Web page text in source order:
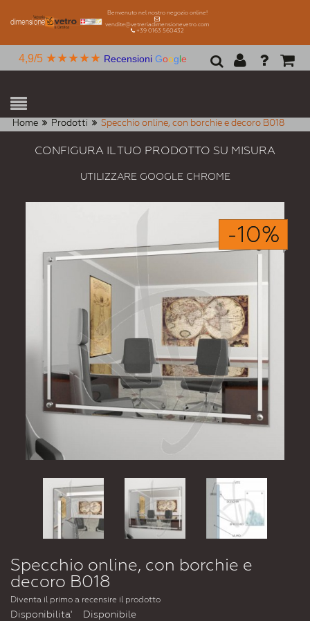
Benvenuto nel nostro negozio online!
vendite@vetreriadimensionevetro.com
+39 0163 560432
4,9/5 ★★★★★ Recensioni Google
Home Prodotti Specchio online, con borchie e decoro B018
CONFIGURA IL TUO PRODOTTO SU MISURA
UTILIZZARE GOOGLE CHROME
-10%
Specchio online, con borchie e
decoro B018
Diventa il primo a recensire il prodotto
Disponibilita'
Disponibile